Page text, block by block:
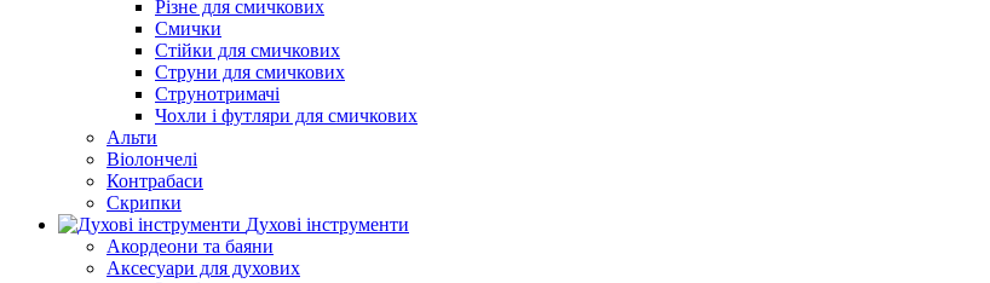
Різне для смичкових
Смички
Стійки для смичкових
Струни для смичкових
Струнотримачі
Чохли і футляри для смичкових
Альти
Віолончелі
Контрабаси
Скрипки
Духові інструменти
Акордеони та баяни
Аксесуари для духових